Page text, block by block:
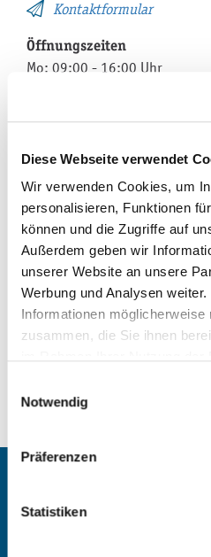
Diese Webseite verwendet
Wir verwenden Cookies, um
personalisieren, Funktionen
können und die Zugriffe auf
Außerdem geben wir
unserer Website an unsere
Werbung und Analysen
Informationen möglicherweise
zusammen, die Sie ihnen
unsererDatenschutzerklärung
Notwendig
Präferenzen
Statistiken
auf Facebook teilen
Kontaktformular
Öffnungszeiten
Mo: 09:00 - 16:00 Uhr
Do: 09:00 - 18:00 Uhr
Fr: 09:00 - 13:00 Uhr
Sa: 09:00 - 12:00 Uhr
Stadtverwaltung